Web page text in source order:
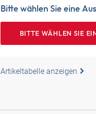
Bitte wählen Sie eine
BITTE WÄHLEN SIE
Artikeltabelle anzeigen